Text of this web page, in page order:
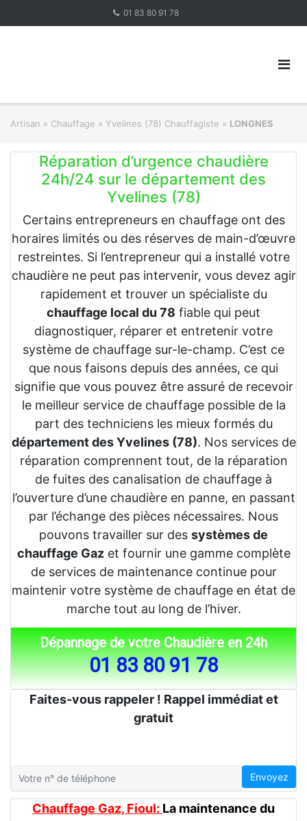
01 83 80 91 78
Artisan » Chauffage » Yvelines (78) Chauffagiste » LONGNES
Réparation d’urgence chaudière
24h/24 sur le département des
Yvelines (78)
Certains entrepreneurs en chauffage ont des
horaires limités ou des réserves de main-d’œuvre
restreintes. Si l’entrepreneur qui a installé votre
chaudière ne peut pas intervenir, vous devez agir
rapidement et trouver un spécialiste du
chauffage local du 78 fiable qui peut
diagnostiquer, réparer et entretenir votre
système de chauffage sur-le-champ. C’est ce
que nous faisons depuis des années, ce qui
signifie que vous pouvez être assuré de recevoir
le meilleur service de chauffage possible de la
part des techniciens les mieux formés du
département des Yvelines (78). Nos services de
réparation comprennent tout, de la réparation
de fuites des canalisation de chauffage à
l’ouverture d’une chaudière en panne, en passant
par l’échange des pièces nécessaires. Nous
pouvons travailler sur des systèmes de
chauffage Gazet fournir une gamme complète
de services de maintenance continue pour
maintenir votre système de chauffage en état de
marche tout au long de l’hiver.
Dépannage de votre Chaudière en 24h
01 83 80 91 78
Faites-vous rappeler ! Rappel immédiat et
gratuit
Envoyez
Chauffage Gaz, Fioul: La maintenance du